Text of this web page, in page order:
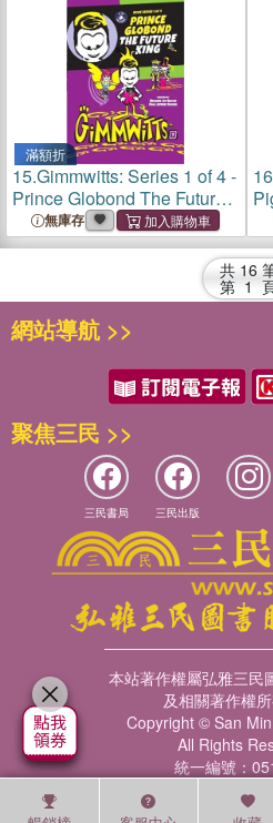
滿額折
15.Gimmwitts: Series 1 of 4 -
Prince Globond The Future
King (PAPERBACK-
MODERN version)
無庫存
共 16
第 1
網站導航 >>
聚焦三民 >>
三民書局 三民出版
本站著作權屬弘雅三民
及相關著作權
Copyright © San
All Rights
統一編號：